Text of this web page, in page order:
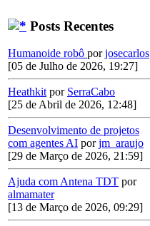
Posts Recentes
Humanoide robô porjosecarlos
[05 de Julho de 2026, 19:27]
Heathkit por SerraCabo
[25 de Abril de 2026, 12:48]
Desenvolvimento de projetos
com agentes AI porjm_araujo
[29 de Março de 2026, 21:59]
Ajuda com Antena TDT por
almamater
[13 de Março de 2026, 09:29]